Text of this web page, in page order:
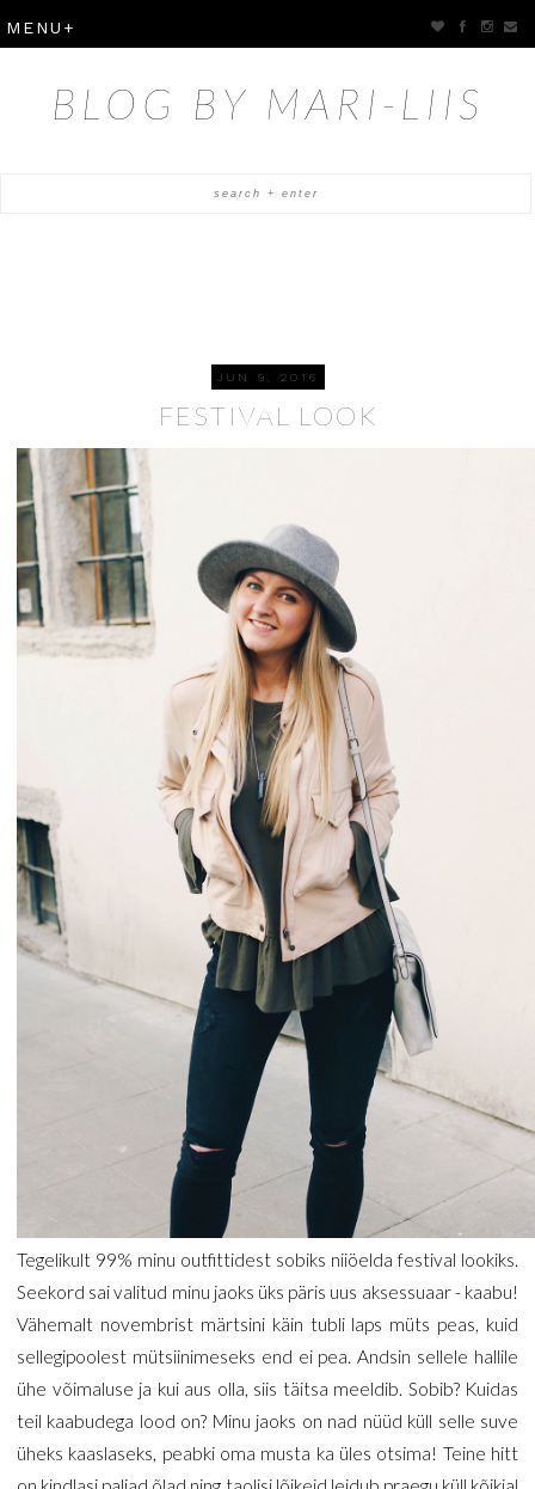
BLOG BY MARI-LIIS
JUN 9, 2016
FESTIVAL LOOK
Tegelikult 99% minu outfittidest sobiks niiöelda festival lookiks.
Seekord sai valitud minu jaoks üks päris uus aksessuaar - kaabu!
Vähemalt novembrist märtsini käin tubli laps müts peas, kuid
sellegipoolest mütsiinimeseks end ei pea. Andsin sellele hallile
ühe võimaluse ja kui aus olla, siis täitsa meeldib. Sobib? Kuidas
teil kaabudega lood on? Minu jaoks on nad nüüd küll selle suve
üheks kaaslaseks, peabki oma musta ka üles otsima! Teine hitt